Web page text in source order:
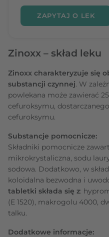
ZAPYTAJ O LEK
Zinoxx – skład leku
Zinoxx charakteryzuje się
substancji czynnej. W
powlekana może zawierać
cefuroksymu,
cefuroksymu.
Substancje pomocnicze:
Składniki pomocnicze
mikrokrystaliczna, sodu
sodowa. Dodatkowo, w
koloidalna bezwodna i
tabletki składa się z:
(E 1520), makrogolu 4000,
talku.
Dodatkowe informacje: